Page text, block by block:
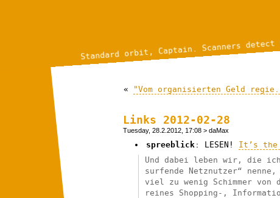
Standard orbit, Captain. Scanners
« "Vom organisierten Geld
Links 2012-02-28
Tuesday, 28.2.2012, 17:08 > daMax
spreeblick : LESEN! It’s the
Und dabei leben wir, die
surfende Netznutzer“
viel zu wenig Schimmer
reines Shopping-,